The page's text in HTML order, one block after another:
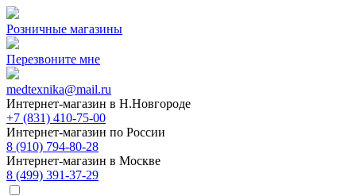
Розничные магазины
Перезвоните мне
medtexnika@mail.ru
Интернет-магазин в Н.Новгороде
+7 (831) 410-75-00
Интернет-магазин по России
8 (910) 794-80-28
Интернет-магазин в Москве
8 (499) 391-37-29